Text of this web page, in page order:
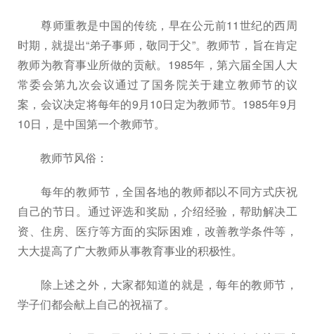
尊师重教是中国的传统，早在公元前11世纪的西周
时期，就提出“弟子事师，敬同于父”。教师节，旨在肯定
教师为教育事业所做的贡献。1985年，第六届全国人大
常委会第九次会议通过了国务院关于建立教师节的议
案，会议决定将每年的9月10日定为教师节。1985年9月
10日，是中国第一个教师节。
教师节风俗：
每年的教师节，全国各地的教师都以不同方式庆祝
自己的节日。通过评选和奖励，介绍经验，帮助解决工
资、住房、医疗等方面的实际困难，改善教学条件等，
大大提高了广大教师从事教育事业的积极性。
除上述之外，大家都知道的就是，每年的教师节，
学子们都会献上自己的祝福了。